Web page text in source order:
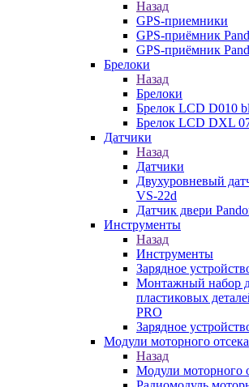
Назад
GPS-приемники
GPS-приёмник
GPS-приёмник
Брелоки
Назад
Брелоки
Брелок LCD D010
Брелок LCD DXL
Датчики
Назад
Датчики
Двухуровневый
VS-22d
Датчик двери
Инструменты
Назад
Инструменты
Зарядное
Монтажный набор
пластиковых
PRO
Зарядное
Модули моторного отсека
Назад
Модули моторного